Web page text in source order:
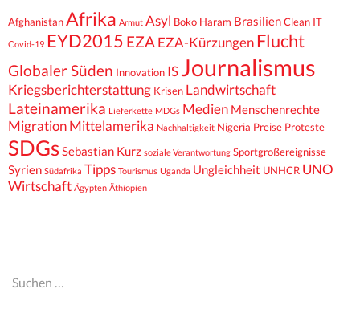
AfghanistanAfrika Armut Asyl Boko Haram BrasilienClean IT
Covid-19 EYD2015 EZA EZA-Kürzungen Flucht
Globaler Süden Innovation IS Journalismus
Kriegsberichterstattung Krisen Landwirtschaft
Lateinamerika Lieferkette MDGs Medien Menschenrechte
Migration Mittelamerika Nachhaltigkeit Nigeria Preise Proteste
SDGsSebastian Kurz soziale Verantwortung Sportgroßereignisse
Syrien Südafrika Tipps Tourismus Uganda Ungleichheit UNHCR UNO
Wirtschaft Ägypten Äthiopien
Suchen